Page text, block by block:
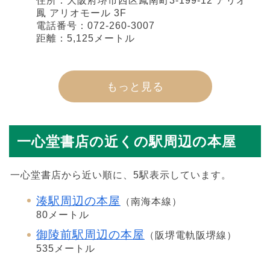
鳳 アリオモール 3F
電話番号：072-260-3007
距離：5,125メートル
もっと見る
一心堂書店の近くの駅周辺の本屋
一心堂書店から近い順に、5駅表示しています。
湊駅周辺の本屋
（南海本線）
80メートル
御陵前駅周辺の本屋
（阪堺電軌阪堺線）
535メートル